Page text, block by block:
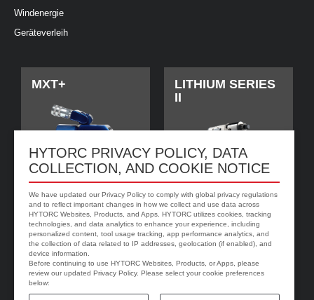
HYTORC PRIVACY POLICY, DATA
COLLECTION, AND COOKIE NOTICE
We have updated our Privacy Policy to comply with global privacy regulations
and to reflect important changes in how we collect and use data across
HYTORC Websites, Products, and Apps. HYTORC utilizes cookies, tracking
technologies, and data analytics to enhance your experience, including
personalized content, tool usage tracking, app performance analytics, and
the collection of data related to IP addresses, geolocation (if enabled), and
device information.
Before continuing to use HYTORC Websites, Products, or Apps, please
review our updated Privacy Policy. Please select your cookie preferences
below:
Windenergie
Geräteverleih
MXT+
LITHIUM SERIES
II
jGun DIGITAL HYTORC Washer